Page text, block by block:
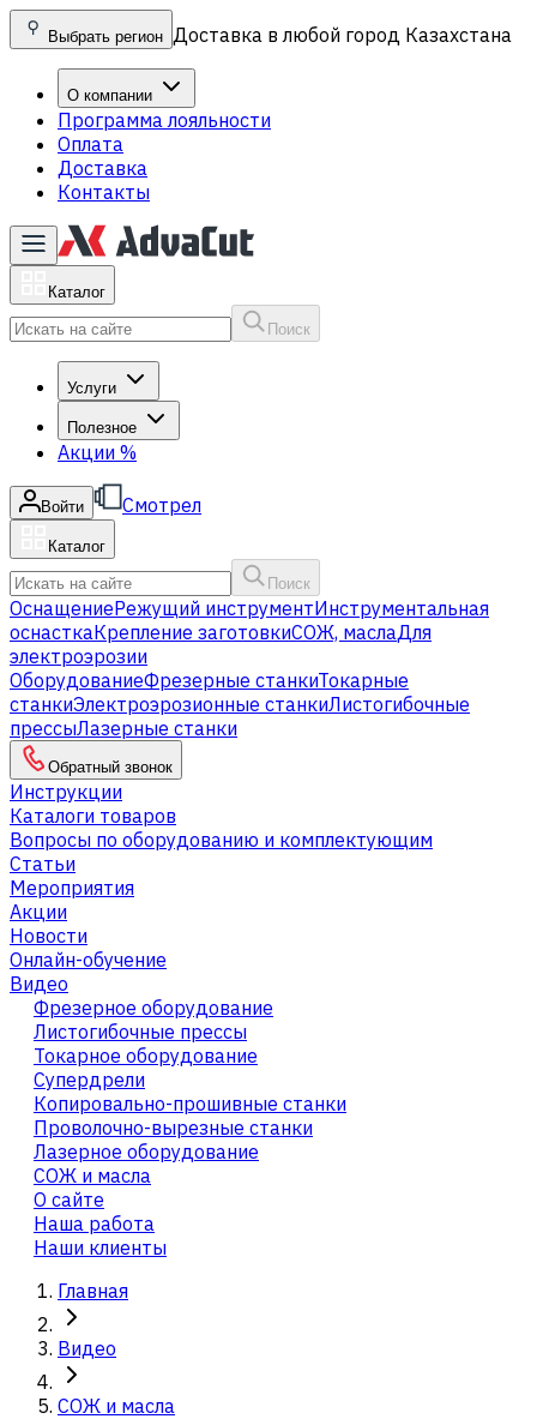
Выбрать регион Доставка в любой город Казахстана
О компании
Программа лояльности
Оплата
Доставка
Контакты
Каталог
Поиск
Услуги
Полезное
Акции %
Войти Смотрел
Каталог
Поиск
ОснащениеРежущий инструментИнструментальная
оснасткаКрепление заготовкиСОЖ, маслаДля
электроэрозии
ОборудованиеФрезерные станкиТокарные
станкиЭлектроэрозионные станкиЛистогибочные
прессыЛазерные станки
Обратный звонок
Инструкции
Каталоги товаров
Вопросы по оборудованию и комплектующим
Статьи
Мероприятия
Акции
Новости
Онлайн-обучение
Видео
Фрезерное оборудование
Листогибочные прессы
Токарное оборудование
Cупердрели
Копировально-прошивные станки
Проволочно-вырезные станки
Лазерное оборудование
СОЖ и масла
О сайте
Наша работа
Наши клиенты
Главная
Видео
СОЖ и масла